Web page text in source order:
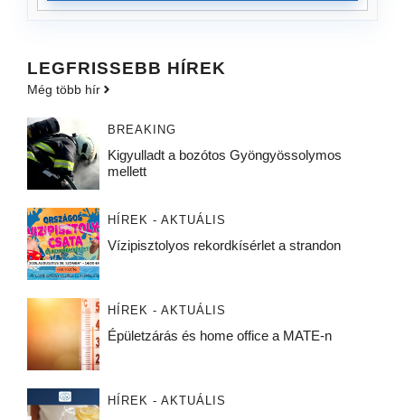
LEGFRISSEBB HÍREK
Még több hír
BREAKING
Kigyulladt a bozótos Gyöngyössolymos
mellett
HÍREK - AKTUÁLIS
Vízipisztolyos rekordkísérlet a strandon
HÍREK - AKTUÁLIS
Épületzárás és home office a MATE-n
HÍREK - AKTUÁLIS